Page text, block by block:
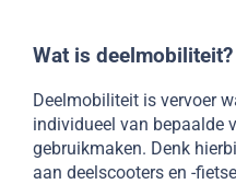
Wat is deelmobiliteit?
Deelmobiliteit is vervoer
individueel van bepaalde
gebruikmaken. Denk
aan deelscooters en -